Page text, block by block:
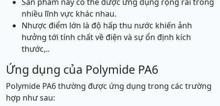
nhiều lĩnh vực khác nhau.
Nhược điểm lớn là độ hấp thu nước khiến ảnh
hưởng tới tính chất về điện và sự ổn định kích
thước,..
Ứng dụng của Polymide PA6
Polymide PA6 thường được ứng dụng trong các trường
hợp như sau: